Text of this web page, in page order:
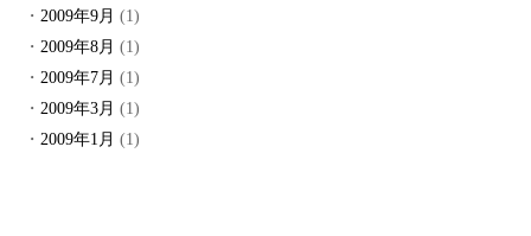
2009年9月 (1)
2009年8月 (1)
2009年7月 (1)
2009年3月 (1)
2009年1月 (1)